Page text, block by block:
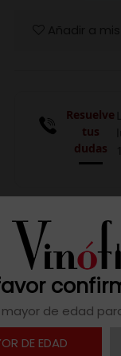
mayor de edad
DE EDAD
Resuelve
tus
dudas
de 75 cl,
este vino